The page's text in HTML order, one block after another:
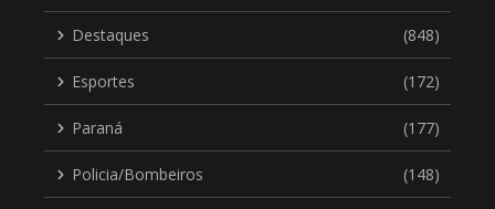
Destaques (848)
Esportes (172)
Paraná (177)
Policia/Bombeiros (148)